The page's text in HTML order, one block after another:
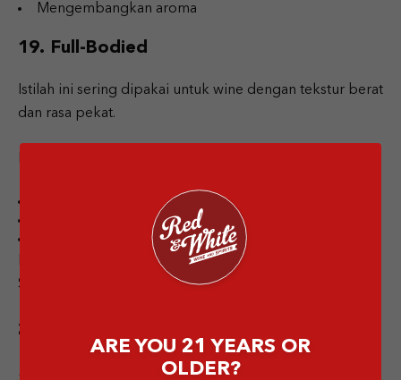
Mengembangkan aroma
19. Full-Bodied
Istilah ini sering dipakai untuk wine dengan tekstur berat
dan rasa pekat.
Tannin lebih terasa
Alkohol lebih tinggi
Beberapa contohnya seperti Shiraz dan Cabernet
Sauvignon.
20. Pairing
Pairing berarti mencocokkan wine dengan makanan
ARE YOU 21 YEARS OR
OLDER?